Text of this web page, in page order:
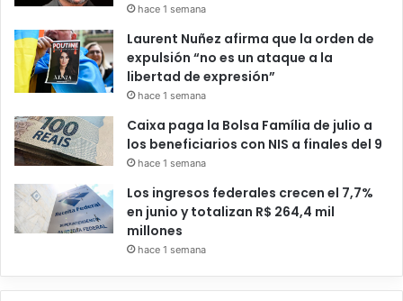
hace 1 semana
Laurent Nuñez afirma que la orden de
expulsión “no es un ataque a la
libertad de expresión”
hace 1 semana
Caixa paga la Bolsa Família de julio a
los beneficiarios con NIS a finales del 9
hace 1 semana
Los ingresos federales crecen el 7,7%
en junio y totalizan R$ 264,4 mil
millones
hace 1 semana